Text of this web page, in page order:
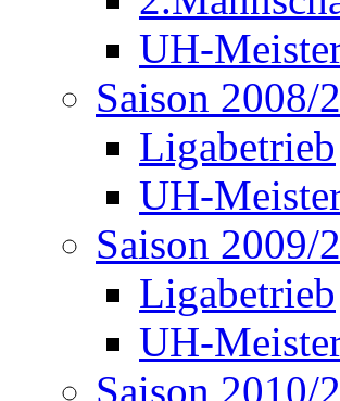
UH-
Saison 2008/
Ligabetrieb
UH-
Saison 2009/
Ligabetrieb
UH-
Saison 2010/